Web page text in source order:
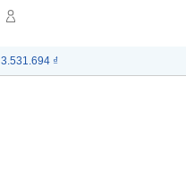
3.531.694 ₫